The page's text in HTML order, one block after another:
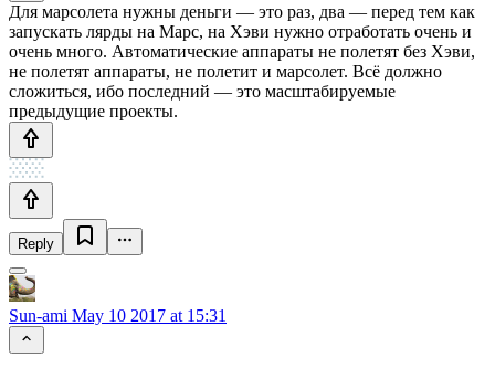
Для марсолета нужны деньги — это раз, два — перед тем как
запускать лярды на Марс, на Хэви нужно отработать очень и
очень много. Автоматические аппараты не полетят без Хэви,
не полетят аппараты, не полетит и марсолет. Всё должно
сложиться, ибо последний — это масштабируемые
предыдущие проекты.
Reply
Sun-ami May 10 2017 at 15:31